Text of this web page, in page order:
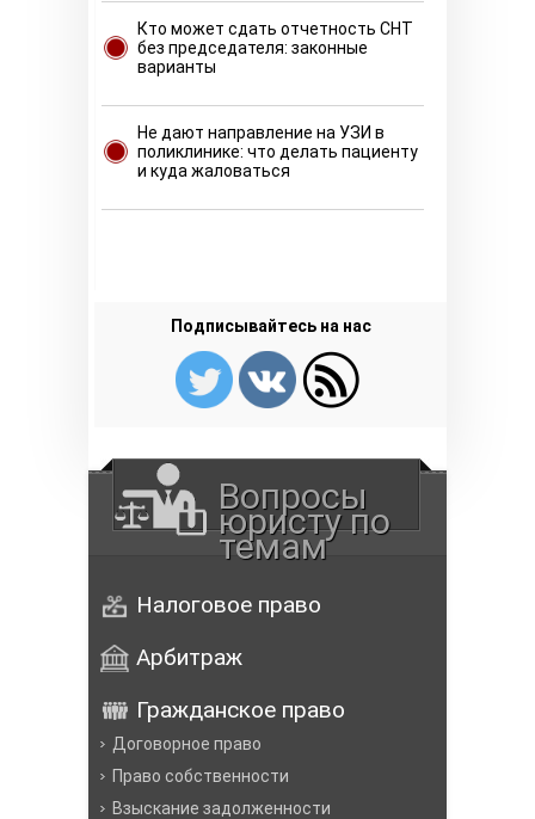
Кто может сдать отчетность СНТ
без председателя: законные
варианты
Не дают направление на УЗИ в
поликлинике: что делать пациенту
и куда жаловаться
Подписывайтесь на нас
Вопросы
юристу по
темам
Налоговое право
Арбитраж
Гражданское право
Договорное право
Право собственности
Взыскание задолженности